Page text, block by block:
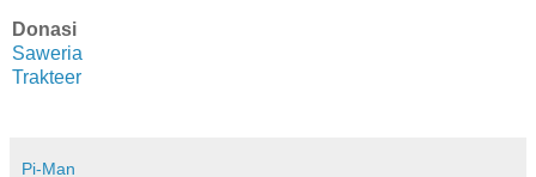
Donasi
Saweria
Trakteer
Pi-Man